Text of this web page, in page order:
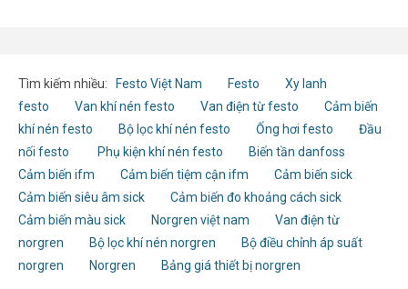
Tìm kiếm nhiều: Festo Việt Nam Festo
Xy lanh
festo
Van khí nén festo Van điện từ festo
Cảm biến
khí nén festo
Bộ lọc khí nén festo Ống hơi festo
Đầu
nối festo
Phụ kiện khí nén festo
Biến tần danfoss
Cảm biến ifm
Cảm biến tiệm cận ifm
Cảm biến sick
Cảm biến siêu âm sick
Cảm biến đo khoảng cách sick
Cảm biến màu sick
Norgren việt nam
Van điện từ
norgren
Bộ lọc khí nén norgren
Bộ điều chỉnh áp suất
norgren
Norgren Bảng giá thiết bị norgren